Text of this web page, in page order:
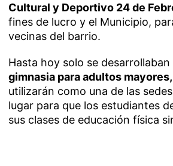
Cultural y Deportivo 24 de
fines de lucro y el Municipio,
vecinas del barrio.
Hasta hoy solo se
gimnasia para adultos
utilizarán como una de las
lugar para que los estudiantes
sus clases de educación física